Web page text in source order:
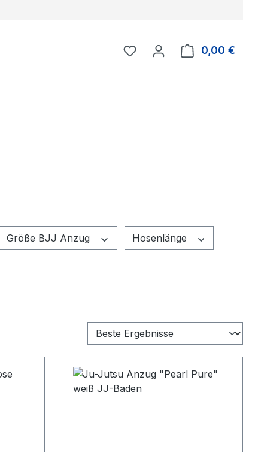
Du hast 0 Produkte auf
0,00 €
Größe BJJ Anzug Hosenlänge